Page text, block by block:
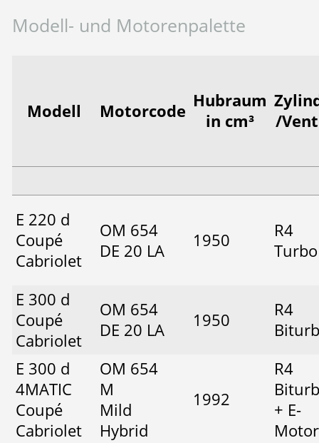
Modell- und Motorenpalette
Modell Motorcode Hubraum
in cm³
/
E 220 d
Coupé
Cabriolet
OM 654
DE 20 LA
1950
R4
Turbo
E 300 d
Coupé
Cabriolet
OM 654
DE 20 LA
1950
R4
E 300 d
4MATIC
Coupé
Cabriolet
OM 654
M
Mild
Hybrid
1992
R4
+ E-
Motor